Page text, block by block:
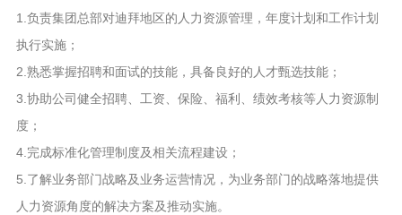
1.负责集团总部对迪拜地区的人力资源管理，年度计划和工作计划
执行实施；
2.熟悉掌握招聘和面试的技能，具备良好的人才甄选技能；
3.协助公司健全招聘、工资、保险、福利、绩效考核等人力资源制
度；
4.完成标准化管理制度及相关流程建设；
5.了解业务部门战略及业务运营情况，为业务部门的战略落地提供
人力资源角度的解决方案及推动实施。